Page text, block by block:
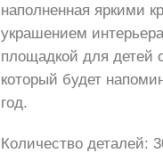
наполненная яркими
украшением
площадкой для детей
который будет
год.
Количество деталей: